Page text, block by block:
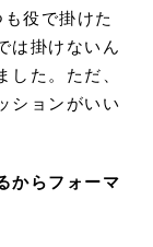
役で掛けた
は掛けないん
た。ただ、
ションがいい
からフォーマ